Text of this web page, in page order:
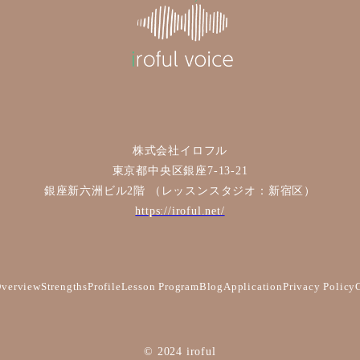
株式会社イロフル
東京都中央区銀座7-13-21
銀座新六洲ビル2階 （レッスンスタジオ：新宿区）
https://iroful.net/
StrengthsProfileLesson ProgramBlog ApplicationPrivacy Policy
© 2024 iroful